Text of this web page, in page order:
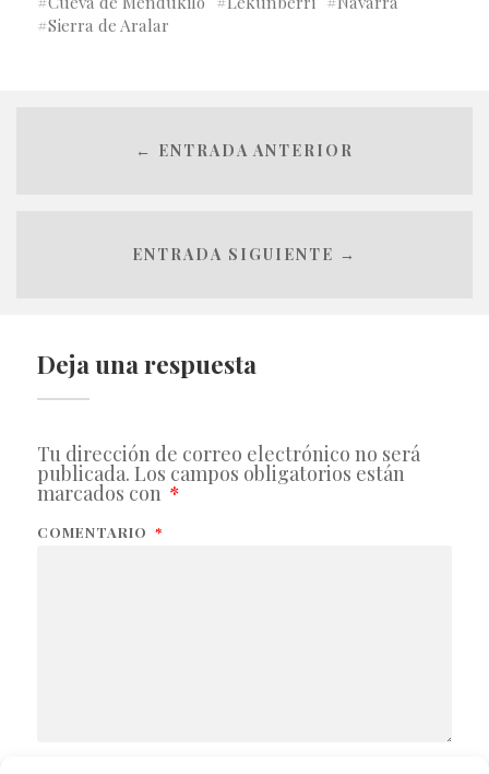
Sierra de Aralar
← ENTRADA ANTERIOR
ENTRADA SIGUIENTE →
Deja una respuesta
Tu dirección de correo electrónico no será
publicada. Los campos obligatorios están
marcados con *
COMENTARIO *